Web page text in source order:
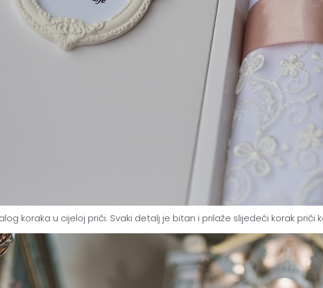
koraka u cijeloj priči. Svaki detalj je bitan i prilaže slijedeći korak priči